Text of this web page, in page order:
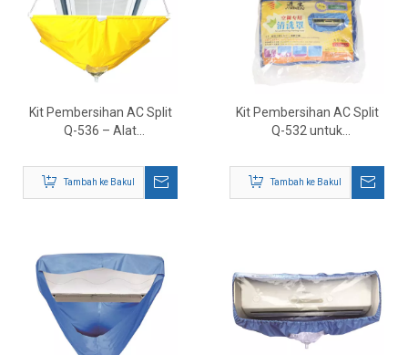
Kit Pembersihan AC Split
Q-536 – Alat
Penghawa Dingin Lengkap
Tambah ke Bakul
Kit Pembersihan AC Split
Q-532 untuk
Penghawa Dingin Split Mini
Tambah ke Bakul